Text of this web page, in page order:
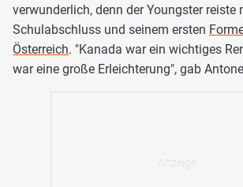
verwunderlich, denn der Youngster reiste
Schulabschluss und seinem ersten
Österreich. "Kanada war ein wichtiges
war eine große Erleichterung", gab